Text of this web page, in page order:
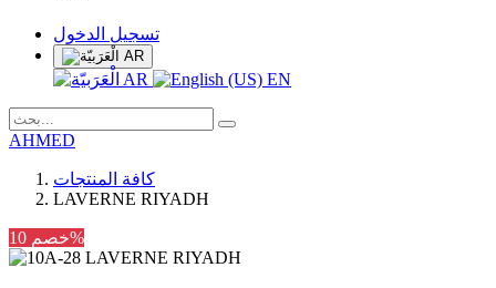
تسجيل الدخول
AR
AR EN
AHMED
كافة المنتجات
LAVERNE RIYADH
خصم 10%